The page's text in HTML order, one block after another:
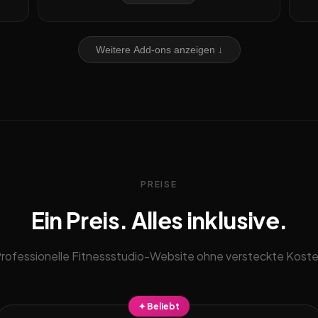
Weitere Add-ons anzeigen ↓
PREISE
Ein Preis. Alles inklusive.
Fitnessstudio-Website ohne versteckte
✦ Beliebt